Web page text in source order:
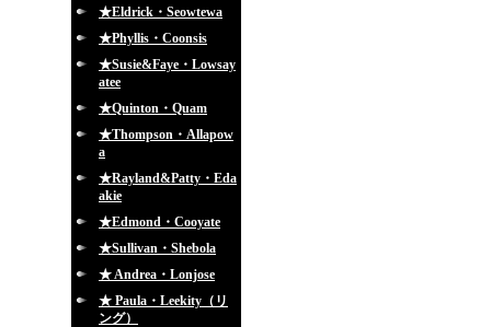
★Eldrick・Seowtewa
★Phyllis・Coonsis
★Susie&Faye・Lowsay
atee
★Quinton・Quam
★Thompson・Allapow
a
★Rayland&Patty・Eda
akie
★Edmond・Cooyate
★Sullivan・Shebola
★ Andrea・Lonjose
★ Paula・Leekity（リ
ング）